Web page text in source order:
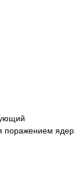
поражением ядер